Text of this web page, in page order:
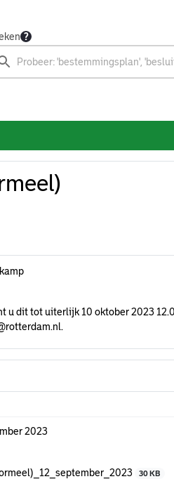
u dit tot uiterlijk 10 oktober 2023
2023
30 KB